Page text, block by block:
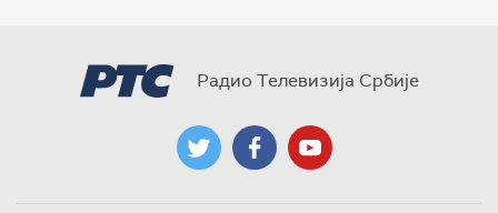
Радио Телевизија Србије